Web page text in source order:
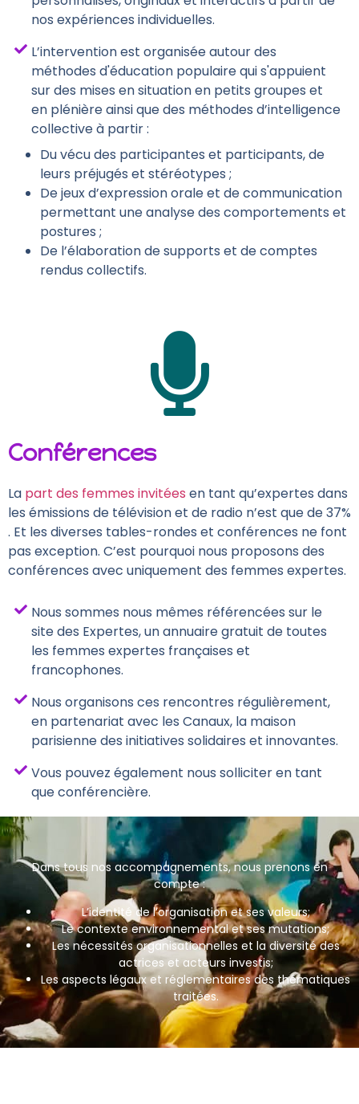
nos expériences individuelles.
L’intervention est organisée autour des
méthodes d'éducation populaire qui s'appuient
sur des mises en situation en petits groupes et
en plénière ainsi que des méthodes d’intelligence
collective à partir :
Du vécu des participantes et participants, de
leurs préjugés et stéréotypes ;
De jeux d’expression orale et de communication
permettant une analyse des comportements et
postures ;
De l’élaboration de supports et de comptes
rendus collectifs.
Conférences
La part des femmes invitées en tant qu’expertes dans
les émissions de télévision et de radio n’est que de 37%
. Et les diverses tables-rondes et conférences ne font
pas exception. C’est pourquoi nous proposons des
conférences avec uniquement des femmes expertes.
Nous sommes nous mêmes référencées sur le
site des Expertes, un annuaire gratuit de toutes
les femmes expertes françaises et
francophones.
Nous organisons ces rencontres régulièrement,
en partenariat avec les Canaux, la maison
parisienne des initiatives solidaires et innovantes.
Vous pouvez également nous solliciter en tant
que conférencière.
Dans tous nos accompagnements, nous prenons en
compte :
L’identité de l’organisation et ses valeurs;
Le contexte environnemental et ses mutations;
Les nécessités organisationnelles et la diversité des
actrices et acteurs investis;
Les aspects légaux et réglementaires des thématiques
traitées.